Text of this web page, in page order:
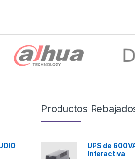
Productos
UPS de
Interactiva